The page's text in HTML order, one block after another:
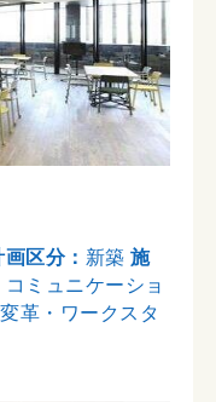
画区分： 新築施
コミュニケーショ
革・ワークスタ